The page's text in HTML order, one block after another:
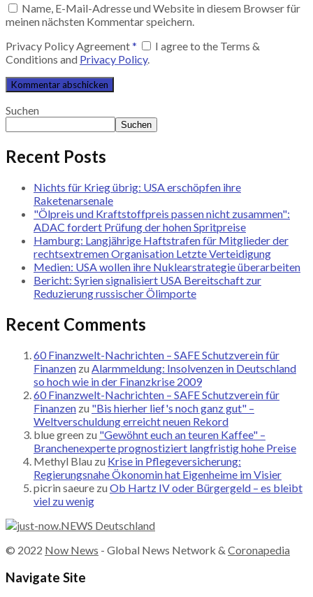
Name, E-Mail-Adresse und Website in diesem Browser für
meinen nächsten Kommentar speichern.
Privacy Policy Agreement*
I agree to the Terms &
Conditions and Privacy Policy.
Suchen
Suchen
Recent Posts
Nichts für Krieg übrig: USA erschöpfen ihre
Raketenarsenale
"Ölpreis und Kraftstoffpreis passen nicht zusammen":
ADAC fordert Prüfung der hohen Spritpreise
Hamburg: Langjährige Haftstrafen für Mitglieder der
rechtsextremen Organisation Letzte Verteidigung
Medien: USA wollen ihre Nuklearstrategie überarbeiten
Bericht: Syrien signalisiert USA Bereitschaft zur
Reduzierung russischer Ölimporte
Recent Comments
60 Finanzwelt-Nachrichten – SAFE Schutzverein für
Finanzen zu Alarmmeldung: Insolvenzen in Deutschland
so hoch wie in der Finanzkrise 2009
60 Finanzwelt-Nachrichten – SAFE Schutzverein für
Finanzen zu "Bis hierher lief's noch ganz gut" –
Weltverschuldung erreicht neuen Rekord
blue green zu "Gewöhnt euch an teuren Kaffee" –
Branchenexperte prognostiziert langfristig hohe Preise
Methyl Blau zu Krise in Pflegeversicherung:
Regierungsnahe Ökonomin hat Eigenheime im Visier
picrin saeure zu Ob Hartz IV oder Bürgergeld – es bleibt
viel zu wenig
© 2022 Now News - Global News Network & Coronapedia
Navigate Site